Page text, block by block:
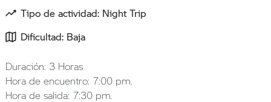
Tipo de actividad: Night Trip
Dificultad: Baja
Duración: 3 Horas
Hora de encuentro: 7:00 pm.
Hora de salida: 7:30 pm.